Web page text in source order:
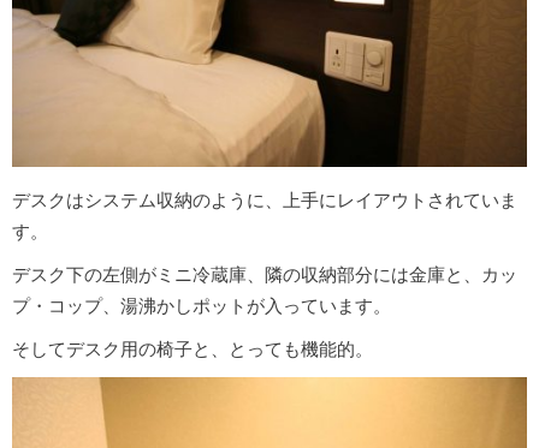
デスクはシステム収納のように、上手にレイアウトされていま
す。
デスク下の左側がミニ冷蔵庫、隣の収納部分には金庫と、カッ
プ・コップ、湯沸かしポットが入っています。
そしてデスク用の椅子と、とっても機能的。